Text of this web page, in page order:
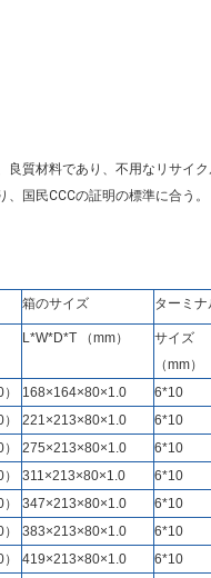
良質材料であり、不用なリサイ
国民CCCの証明の標準に合う。
箱のサイズ ターミナ
L*W*D*T （mm）
サイズ
（mm）
168×164×80×1.0
6*10
221×213×80×1.0
6*10
275×213×80×1.0
6*10
311×213×80×1.0
6*10
347×213×80×1.0
6*10
383×213×80×1.0
6*10
419×213×80×1.0
6*10